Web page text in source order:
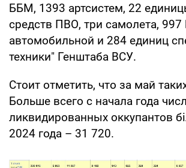
ББМ, 1393 артсистем, 22
средств ПВО, три самолета,
автомобильной и 284 единиц
техники" Генштаба ВСУ.
Стоит отметить, что за май
Больше всего с начала года
ликвидированных оккупантов
2024 года – 31 720.